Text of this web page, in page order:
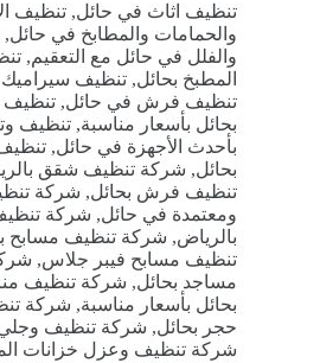
تنظيف اثاث في حائل, تنظيف
والحمامات والمطابخ في حائل,
والفلل في حائل مع التعقيم,
المطبخ بحائل, تنظيف سيراميك
تنظيف فرش في حائل, تنظيف
بحائل بأسعار مناسبة, تنظيف
بأحدث الأجهزة في حائل,
بحائل, شركة تنظيف شقق
تنظيف فرش بحائل, شركة
ومعتمدة في حائل, شركة
بالرياض, شركة تنظيف مسابح
تنظيف مسابح فيبر جلاس,
مساجد بحائل, شركة تنظيف
بحائل بأسعار مناسبة, شركة
حجر بحائل, شركة تنظيف وجلي
شركة تنظيف وعزل خزانات